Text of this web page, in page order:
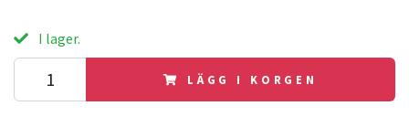
I lager.
LÄGG I KORGEN